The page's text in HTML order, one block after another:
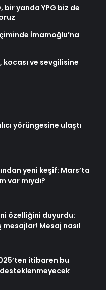
bir yanda YPG biz de
İmamoğlu’na
kocası ve sevgilisine
yörüngesine ulaştı
yeni keşif: Mars’ta
var mıydı?
özelliğini duyurdu:
mesajlar! Mesaj nasıl
itibaren bu